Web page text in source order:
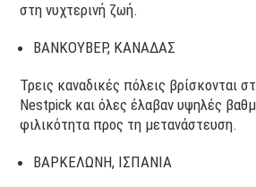
στη νυχτερινή ζωή.
ΒΑΝΚΟΥΒΕΡ, ΚΑΝΑΔΑΣ
Τρεις καναδικές πόλεις βρίσκονται
Nestpick και όλες έλαβαν υψηλές
φιλικότητα προς τη μετανάστευση.
ΒΑΡΚΕΛΩΝΗ, ΙΣΠΑΝΙΑ